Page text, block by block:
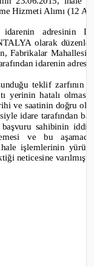
Hizmeti Alımı (12
idarenin adresinin
olarak
Fabrikalar
idarenin
teklif
yerinin hatalı
ve saatinin doğru
idare tarafından
sahibinin
ve bu
işlemlerinin
neticesine